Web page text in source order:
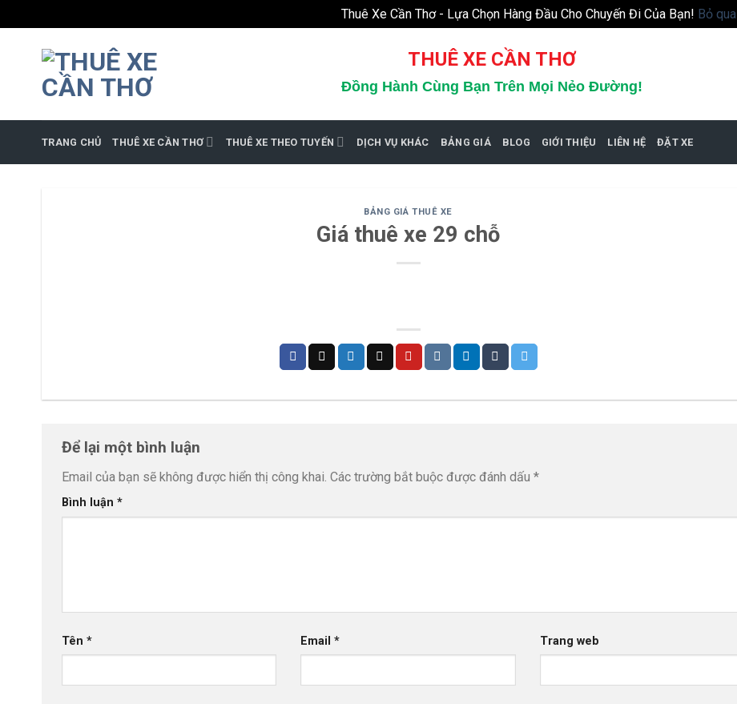
Thuê Xe Cần Thơ - Lựa Chọn Hàng Đầu Cho Chuyến Đi Của Bạn! Bỏ qua
THUÊ XE CẦN THƠ
Đồng Hành Cùng Bạn Trên Mọi Nẻo Đường!
TRANG CHỦ THUÊ XE CẦN THƠ THUÊ XE THEO TUYẾN DỊCH VỤ KHÁC BẢNG GIÁ BLOG GIỚI THIỆU LIÊN HỆ ĐẶT XE
BẢNG GIÁ THUÊ XE
Giá thuê xe 29 chỗ
Để lại một bình luận
Email của bạn sẽ không được hiển thị công khai. Các trường bắt buộc được đánh dấu *
Bình luận *
Tên * Email* Trang web